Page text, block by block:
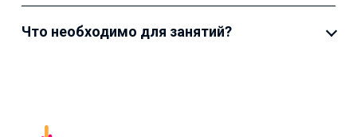
Что необходимо для занятий?